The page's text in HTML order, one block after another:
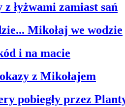
łyżwami zamiast sań
Mikołaj we wodzie
i na macie
z Mikołajem
pobiegły przez